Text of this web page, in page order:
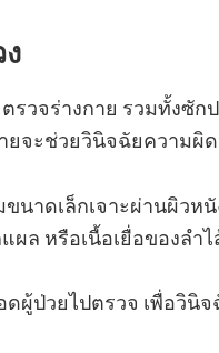
รวจร่างกาย รวมทั้งซัก
ยจะช่วยวินิจฉัยความผิ
นาดเล็กเจาะผ่านผิวห
ล หรือเนื้อเยื่อของลำ
ดผู้ป่วยไปตรวจ เพื่อวินิ